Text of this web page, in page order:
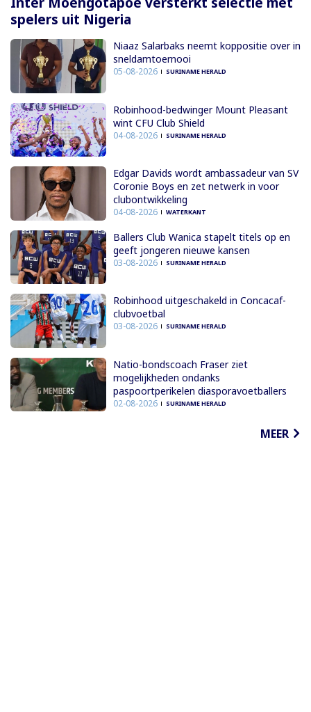
spelers uit Nigeria
Niaaz Salarbaks neemt koppositie over in
sneldamtoernooi
05-08-2026 SURINAME HERALD
Robinhood-bedwinger Mount Pleasant
wint CFU Club Shield
04-08-2026 SURINAME HERALD
Edgar Davids wordt ambassadeur van SV
Coronie Boys en zet netwerk in voor
clubontwikkeling
04-08-2026 WATERKANT
Ballers Club Wanica stapelt titels op en
geeft jongeren nieuwe kansen
03-08-2026 SURINAME HERALD
Robinhood uitgeschakeld in Concacaf-
clubvoetbal
03-08-2026 SURINAME HERALD
Natio-bondscoach Fraser ziet
mogelijkheden ondanks
paspoortperikelen diasporavoetballers
02-08-2026 SURINAME HERALD
MEER